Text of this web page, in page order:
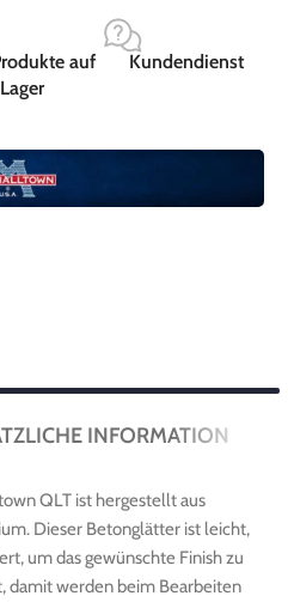
auf
Lager
Kundendienst
INFORMATION
QLT ist hergestellt aus
Dieser Betonglätter ist leicht,
um das gewünschte Finish zu
damit werden beim Bearbeiten